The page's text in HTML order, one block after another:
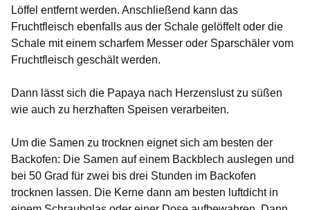
Löffel entfernt werden. Anschließend kann das
Fruchtfleisch ebenfalls aus der Schale gelöffelt oder die
Schale mit einem scharfem Messer oder Sparschäler vom
Fruchtfleisch geschält werden.
Dann lässt sich die Papaya nach Herzenslust zu süßen
wie auch zu herzhaften Speisen verarbeiten.
Um die Samen zu trocknen eignet sich am besten der
Backofen: Die Samen auf einem Backblech auslegen und
bei 50 Grad für zwei bis drei Stunden im Backofen
trocknen lassen. Die Kerne dann am besten luftdicht in